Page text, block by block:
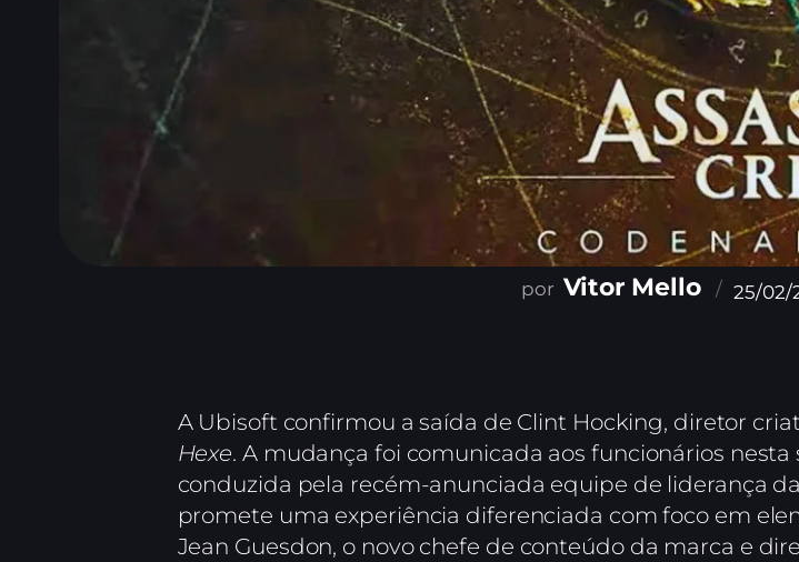
Vitor Mello 25/02/
A Ubisoft confirmou a saída de Clint Hocking, diretor
Hexe. A mudança foi comunicada aos funcionários
conduzida pela recém-anunciada equipe de liderança
promete uma experiência diferenciada com foco em
Jean Guesdon, o novo chefe de conteúdo da marca e